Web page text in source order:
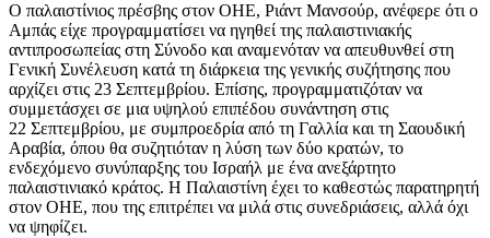
Ο παλαιστίνιος πρέσβης στον ΟΗΕ, Ριάντ Μανσούρ, ανέφερε ότι ο
Αμπάς είχε προγραμματίσει να ηγηθεί της παλαιστινιακής
αντιπροσωπείας στη Σύνοδο και αναμενόταν να απευθυνθεί στη
Γενική Συνέλευση κατά τη διάρκεια της γενικής συζήτησης που
αρχίζει στις 23 Σεπτεμβρίου. Επίσης, προγραμματιζόταν να
συμμετάσχει σε μια υψηλού επιπέδου συνάντηση στις
22 Σεπτεμβρίου, με συμπροεδρία από τη Γαλλία και τη Σαουδική
Αραβία, όπου θα συζητιόταν η λύση των δύο κρατών, το
ενδεχόμενο συνύπαρξης του Ισραήλ με ένα ανεξάρτητο
παλαιστινιακό κράτος. Η Παλαιστίνη έχει το καθεστώς παρατηρητή
στον ΟΗΕ, που της επιτρέπει να μιλά στις συνεδριάσεις, αλλά όχι
να ψηφίζει.